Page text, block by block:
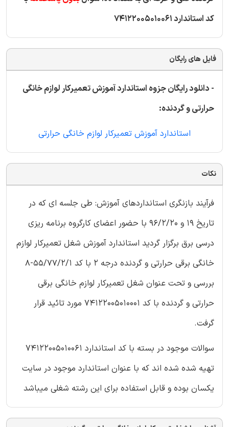
کد استاندارد 74122005010061
فایل های رایگان
- دانلود رایگان جزوه استاندارد آموزش تعمیرکار لوازم خانگی
حرارتی و گردنده:
استاندارد آموزش تعمیرکار لوازم خانگی حرارتی
نکات
فرآیند بازنگری استانداردهای آموزش: طی جلسه ای که در
تاریخ 19 و 96/2/20 با حضور اعضای کارگروه برنامه ریزی
درسی برق برگزار گردید استاندارد آموزش شغل تعمیرکار لوازم
خانگی برقی حرارتی و گردنده درجه 2 با کد 55/77/2/1-8
بررسی و تحت عنوان شغل تعمیرکار لوازم خانگی برقی
حرارتی و گردنده با کد 74122005010001 مورد تائید قرار
گرفت.
سوالات موجود در بسته با کد استاندارد 74122005010061
تهیه شده شده اند که با عنوان استاندارد موجود در سایت
یکسان بوده و قابل استفاده برای این رشته شغلی میباشد